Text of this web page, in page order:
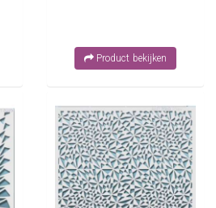
Product bekijken